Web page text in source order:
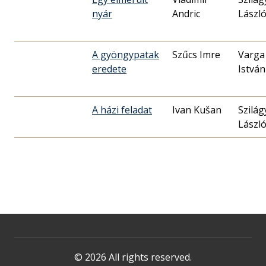
nyár
Andric
László
A gyöngypatak
eredete
Szűcs Imre
Varga
István
A házi feladat Ivan Kušan
László
© 2026 All rights reserved.